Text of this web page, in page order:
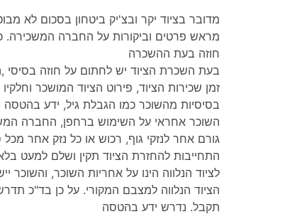
מדובר בציוד יקר ובצ'יק ביטחון בסכום לא
מראש פרטים וביקורות על החברה המשכירה.
חוזה בעת ההשכרה
בעת השכרת הציוד יש לחתום על חוזה בסיסי
זמן שכירות הציוד, פירוט הציוד המושכר
בסיסיות מהשוכר כמו הגבלת גיל, ידע בהטסה
השוכר אחראי על השימוש ברחפן, החברה
גורם אחר לנזקי גוף, רכוש או כל נזק אחר
התחייבות להחזרת הציוד תקין ושלם למעט
לציוד הנלווה הינו על אחריות השוכר,
הציוד הנלווה למצבם המקורי. על כן בד"כ
תקבל. נדרש ידע בהטסה